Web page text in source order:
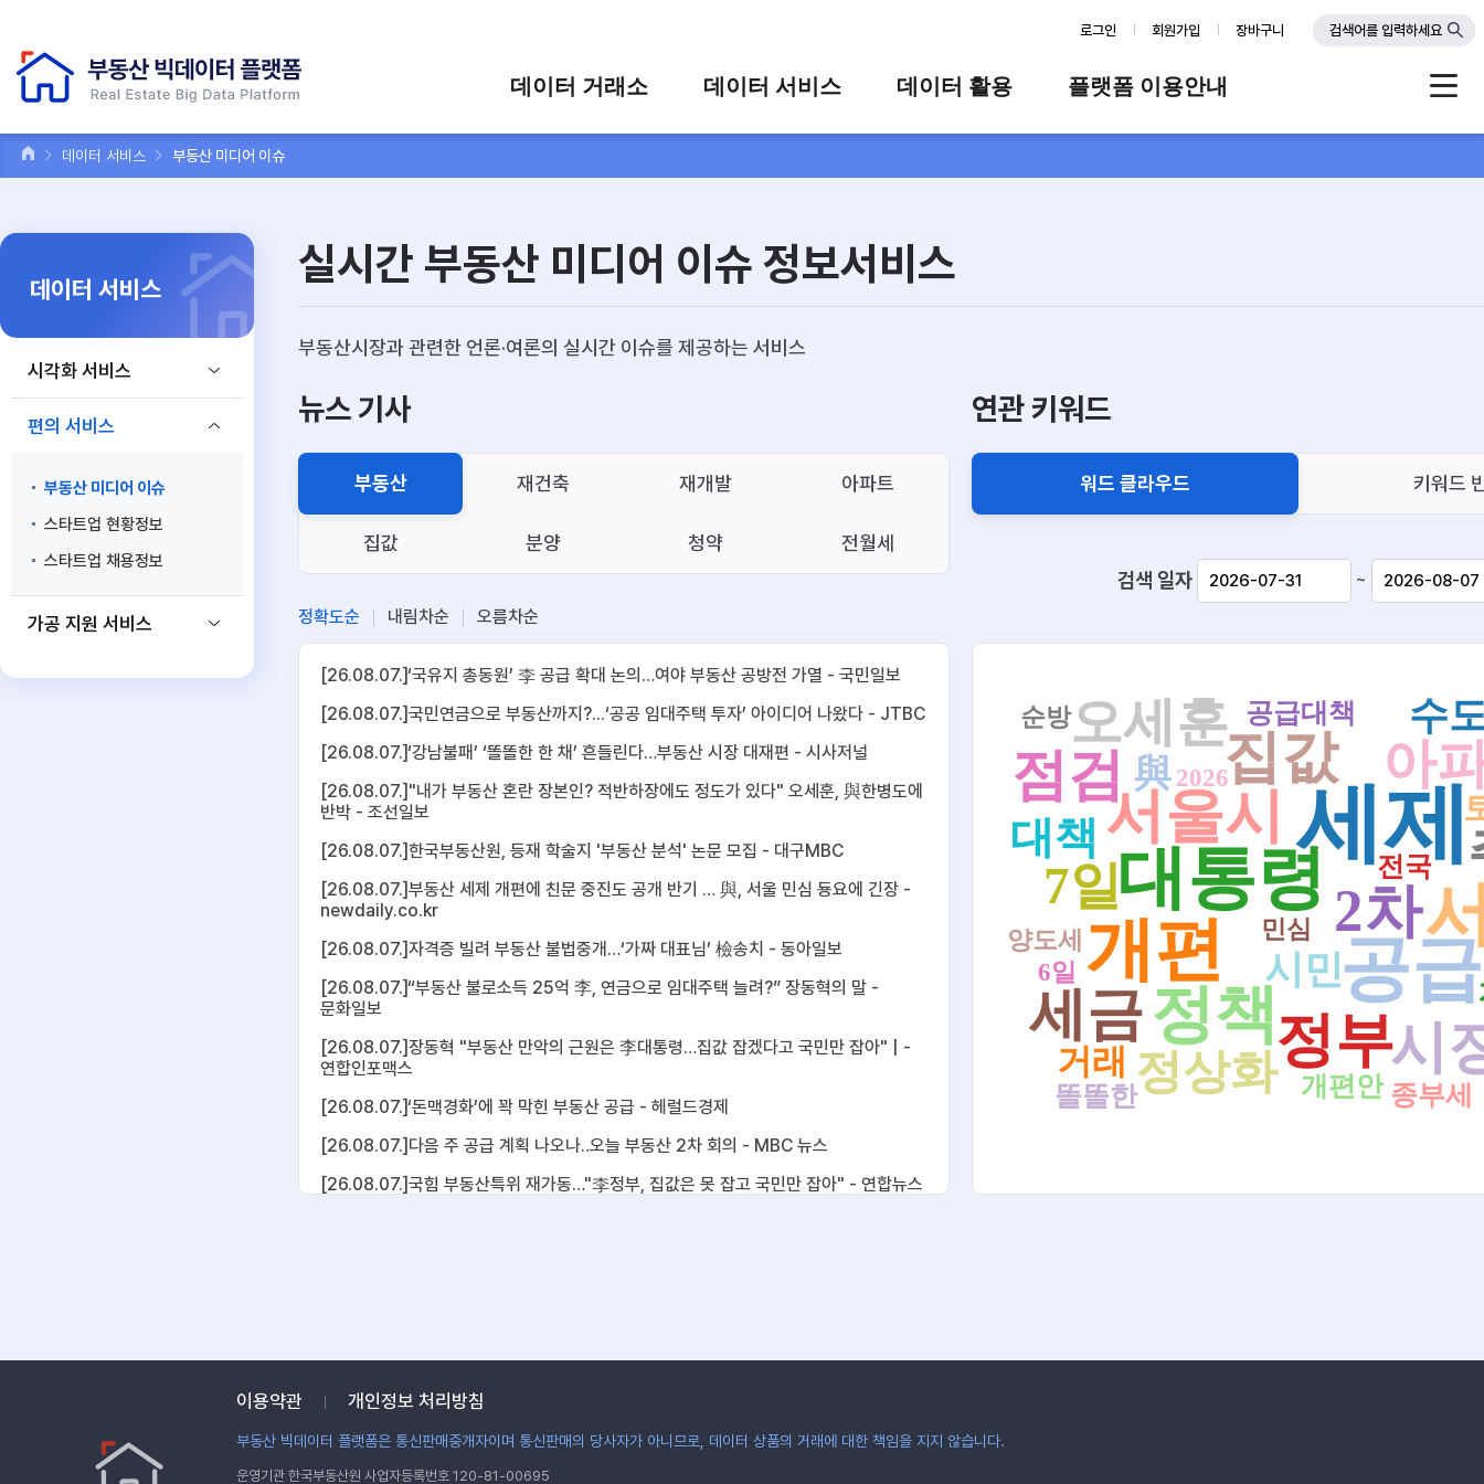
로그인 회원가입 장바구니 검색어를 입력하세요
데이터 거래소
상세 검색
맞춤형 데이터 신청
타 플랫폼 상품 검색
데이터 서비스
가공 지원 서비스
데이터 활용 플랫폼 이용안내
Q&A
데이터 서비스 부동산 미디어 이슈
데이터 서비스
시각화 서비스
편의 서비스
부동산 미디어 이슈
스타트업 현황정보
스타트업 채용정보
가공 지원 서비스
실시간 부동산 미디어 이슈 정보서비스
부동산시장과 관련한 언론·여론의 실시간 이슈를 제공하는 서비스
뉴스 기사
부동산 재건축 재개발 아파트
집값 분양 청약 전월세
정확도순 내림차순 오름차순
[26.08.07.]‘국유지 총동원’ 李 공급 확대 논의…여야 부동산 공방전 가열 - 국민일보
[26.08.07.]국민연금으로 부동산까지?...‘공공 임대주택 투자’ 아이디어 나왔다 - JTBC
[26.08.07.]‘강남불패’ ‘똘똘한 한 채’ 흔들린다…부동산 시장 대재편 - 시사저널
[26.08.07.]"내가 부동산 혼란 장본인? 적반하장에도 정도가 있다" 오세훈, 與한병도에
반박 - 조선일보
[26.08.07.]한국부동산원, 등재 학술지 '부동산 분석' 논문 모집 - 대구MBC
[26.08.07.]부동산 세제 개편에 친문 중진도 공개 반기 … 與, 서울 민심 둉요에 긴장 -
newdaily.co.kr
[26.08.07.]자격증 빌려 부동산 불법중개…‘가짜 대표님’ 檢송치 - 동아일보
[26.08.07.]“부동산 불로소득 25억 李, 연금으로 임대주택 늘려?” 장동혁의 말 -
문화일보
[26.08.07.]장동혁 "부동산 만악의 근원은 李대통령…집값 잡겠다고 국민만 잡아" | -
연합인포맥스
[26.08.07.]‘돈맥경화’에 꽉 막힌 부동산 공급 - 헤럴드경제
[26.08.07.]다음 주 공급 계획 나오나‥오늘 부동산 2차 회의 - MBC 뉴스
[26.08.07.]국힘 부동산특위 재가동…"李정부, 집값은 못 잡고 국민만 잡아" - 연합뉴스
[26.08.07.]국힘 "역대 최악 부동산 정책 … 규제·증세 아닌 공급으로 가야" -
newdaily.co.kr
[26.08.07.]일본도 ‘부동산 불장’… 도쿄 집값, 1년새 9% 올라 평균 ‘1.4억엔’ -
연관 키워드
워드 클라우드 키워드
검색 일자 ~
세제
공급
개편
대통령
정책정부
서울시
2차
시
세금
집값
점검 아
오세훈
7일
정상화
대책
시민
수
與
거래
개편안
전국
종부세
공급대책
똘똘한
민심
양도세
6일
2026
순방
이용약관 개인정보 처리방침
부동산 빅데이터 플랫폼은 통신판매중개자이며 통신판매의 당사자가 아니므로, 데이터 상품의 거래에 대한 책임을 지지 않습니다.
운영기관 한국부동산원 사업자등록번호 120-81-00695